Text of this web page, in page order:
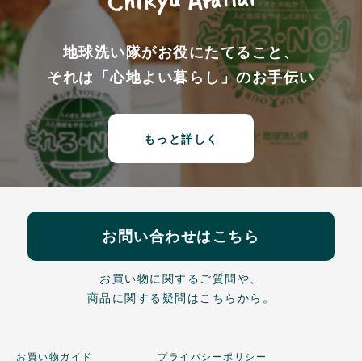
地球洗い隊がお役にたてること、
それは「心地よい暮らし」のお手伝い
もっと詳しく
お問い合わせはこちら
お買い物に関するご質問や、
商品に関する疑問はこちらから。
お買い物ガイド プライバシーポリシー